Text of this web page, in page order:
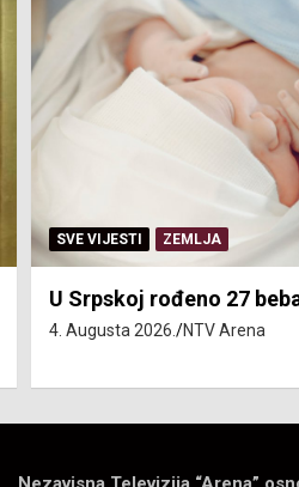
SERVISNE INFORMACIJE
Isključenja vode – utorak
4. Augusta 2026. NTV Arena